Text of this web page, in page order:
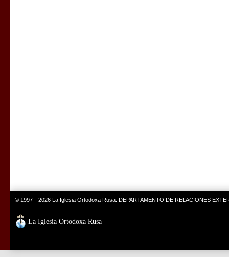
© 1997—2026 La Iglesia Ortodoxa Rusa. DEPARTAMENTO DE RELACIONES
La Iglesia Ortodoxa Rusa